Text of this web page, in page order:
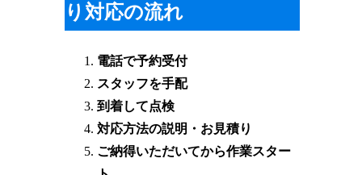
り対応の流れ
電話で予約受付
スタッフを手配
到着して点検
対応方法の説明・お見積り
ご納得いただいてから作業スター